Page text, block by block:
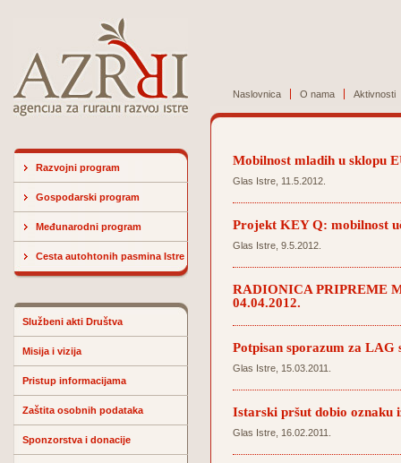
Naslovnica O nama Aktivnosti
Razvojni program
Gospodarski program
Međunarodni program
Cesta autohtonih pasmina Istre
Službeni akti Društva
Misija i vizija
Pristup informacijama
Zaštita osobnih podataka
Sponzorstva i donacije
Mobilnost mladih u sklopu
Glas Istre, 11.5.2012.
Projekt KEY Q: mobilnost
Glas Istre, 9.5.2012.
RADIONICA PRIPREME
04.04.2012.
Potpisan sporazum za LAG
Glas Istre, 15.03.2011.
Istarski pršut dobio oznaku
Glas Istre, 16.02.2011.